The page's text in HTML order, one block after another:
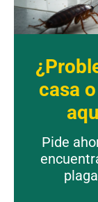
casa
Pide